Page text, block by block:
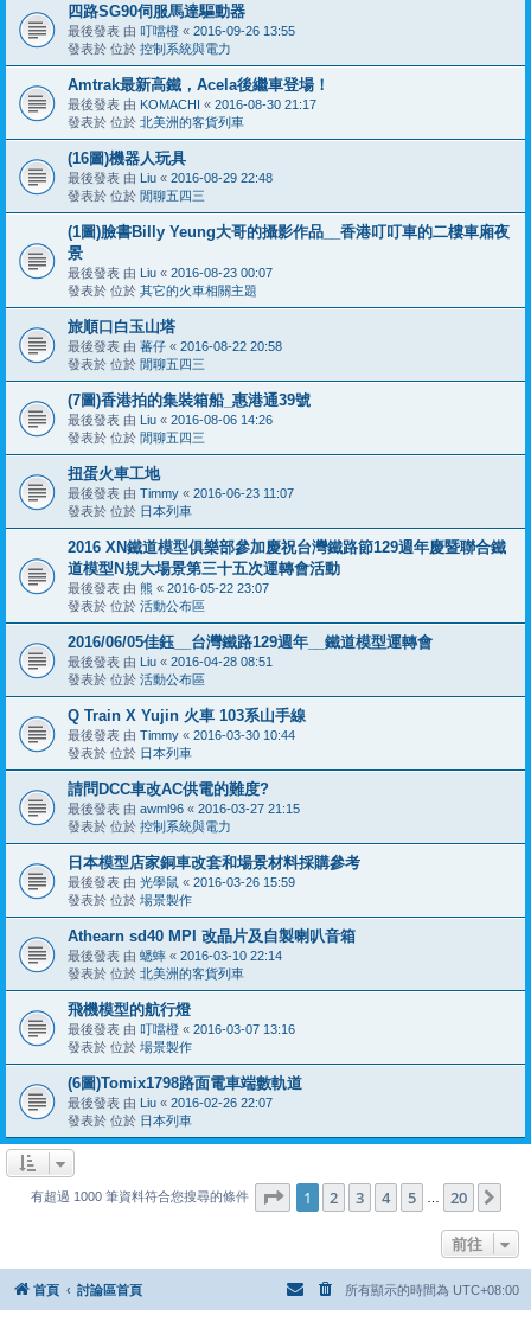
四路SG90伺服馬達驅動器
最後發表 由 叮噹橙 « 2016-09-26 13:55
發表於 位於 控制系統與電力
Amtrak最新高鐵，Acela後繼車登場！
最後發表 由 KOMACHI « 2016-08-30 21:17
發表於 位於 北美洲的客貨列車
(16圖)機器人玩具
最後發表 由 Liu « 2016-08-29 22:48
發表於 位於 閒聊五四三
(1圖)臉書Billy Yeung大哥的攝影作品__香港叮叮車的二樓車廂夜
景
最後發表 由 Liu « 2016-08-23 00:07
發表於 位於 其它的火車相關主題
旅順口白玉山塔
最後發表 由 蕃仔 « 2016-08-22 20:58
發表於 位於 閒聊五四三
(7圖)香港拍的集裝箱船_惠港通39號
最後發表 由 Liu « 2016-08-06 14:26
發表於 位於 閒聊五四三
扭蛋火車工地
最後發表 由 Timmy « 2016-06-23 11:07
發表於 位於 日本列車
2016 XN鐵道模型俱樂部參加慶祝台灣鐵路節129週年慶暨聯合鐵
道模型N規大場景第三十五次運轉會活動
最後發表 由 熊 « 2016-05-22 23:07
發表於 位於 活動公布區
2016/06/05佳鈺__台灣鐵路129週年__鐵道模型運轉會
最後發表 由 Liu « 2016-04-28 08:51
發表於 位於 活動公布區
Q Train X Yujin 火車 103系山手線
最後發表 由 Timmy « 2016-03-30 10:44
發表於 位於 日本列車
請問DCC車改AC供電的難度?
最後發表 由 awml96 « 2016-03-27 21:15
發表於 位於 控制系統與電力
日本模型店家銅車改套和場景材料採購參考
最後發表 由 光學鼠 « 2016-03-26 15:59
發表於 位於 場景製作
Athearn sd40 MPI 改晶片及自製喇叭音箱
最後發表 由 蟋蟀 « 2016-03-10 22:14
發表於 位於 北美洲的客貨列車
飛機模型的航行燈
最後發表 由 叮噹橙 « 2016-03-07 13:16
發表於 位於 場景製作
(6圖)Tomix1798路面電車端數軌道
最後發表 由 Liu « 2016-02-26 22:07
發表於 位於 日本列車
有超過 1000 筆資料符合您搜尋的條件 第 1 頁 (共20 頁)
1 2 3 4 5 20
前往
首頁 討論區首頁 所有顯示的時間為 UTC+08:00